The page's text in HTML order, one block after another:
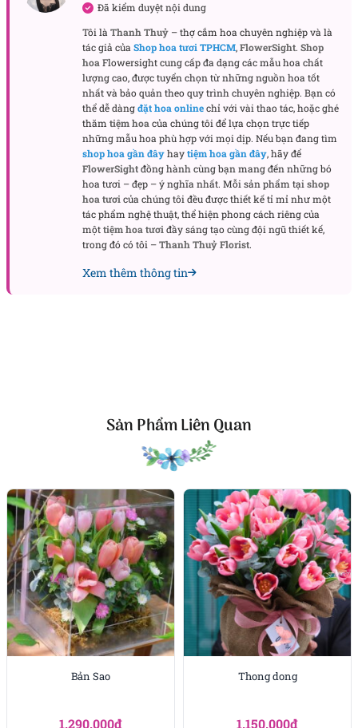
Giấy gói trắng mờ là lựa chọn chủ đạo, gấp nếp mềm
mại để tạo lớp nền dịu mắt. Nơ lụa đỏ buộc gọn nơi
cổ bó làm điểm chấm phá, đồng điệu với sắc hoa
nhưng không lấn át. Nhìn gần, bạn sẽ thấy đường
cắt giấy được xếp lớp tỉ mỉ, mép giấy bo tròn tinh
gọn để phần bông luôn là nhân vật chính. Tất cả
hướng đến cảm giác sang mà vẫn gần gũi, đúng
tinh thần thời trang của cái tên Fashion.
Công ty TNHH Hoa Tươi FLOWERSIGHT –Shop
hoa tươi TP.HCM
FlowerSight là shop hoachuyên cung cấp
hoa tươi
hẹn. Mỗi sản phẩm là một tác phẩm nghệ thuật
Văn Phòng: 235A Hoàng Hoa Thám, P.5, Quận Phú
Địa chỉ: 120B Huỳnh Văn Bánh, P.11, Quận Phú Nhuận,
TP.HCM
Hotline: 093 407 2575
E-mail:info@flowersight.com
Website:https://flowersight.com/
Đánh giá product này
Đã kiểm duyệt nội dung
Tôi làThanh Thuỷ – thợ cắm hoa chuyên nghiệp và là
tác giả củaShop hoa tươi TPHCM,FlowerSight. Shop
hoaFlowersight cung cấp đa dạng các mẫu hoa chất
lượng cao, được tuyển chọn từ những nguồn hoa tốt
nhất và bảo quản theo quy trình chuyên nghiệp. Bạn có
thể dễ dàngđặt hoa onlinechỉ với vài thao tác, hoặc ghé
thămtiệm hoacủa chúng tôi để lựa chọn trực tiếp
những mẫu hoa phù hợp với mọi dịp. Nếu bạn đang tìm
shop hoa gần đâyhaytiệm hoa gần đây, hãy để
FlowerSightđồng hành cùng bạn mang đến những bó
hoa tươi – đẹp – ý nghĩa nhất. Mỗi sản phẩm tạishop
hoa tươicủa chúng tôi đều được thiết kế tỉ mỉ như một
tác phẩm nghệ thuật, thể hiện phong cách riêng của
mộttiệm hoa tươiđầy sáng tạo cùng đội ngũ thiết kế,
trong đó có tôi –Thanh Thuỷ Florist.
Xem thêm thông tin
Sản Phẩm Liên Quan
Bản Sao
1.290.000₫
Thong dong
1.150.000₫